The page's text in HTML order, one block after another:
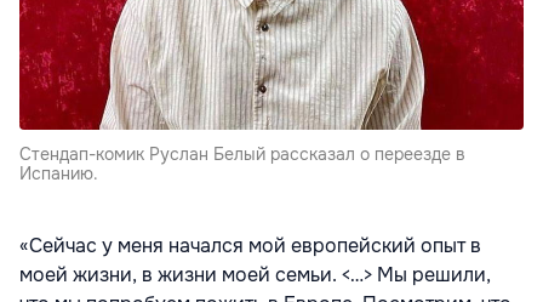
Cтендап-комик Руслан Белый рассказал о переезде в
Испанию.
«Сейчас у меня начался мой европейский опыт в
моей жизни, в жизни моей семьи. <…> Мы решили,